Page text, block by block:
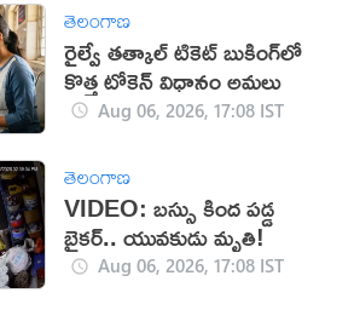
తెలంగాణ
రైల్వే తత్కాల్ టికెట్ బుకింగ్‌లో
కొత్త టోకెన్ విధానం అమలు
Aug 06, 2026, 17:08 IST
తెలంగాణ
VIDEO: బస్సు కింద పడ్డ
బైకర్.. యువకుడు మృతి!
Aug 06, 2026, 17:08 IST